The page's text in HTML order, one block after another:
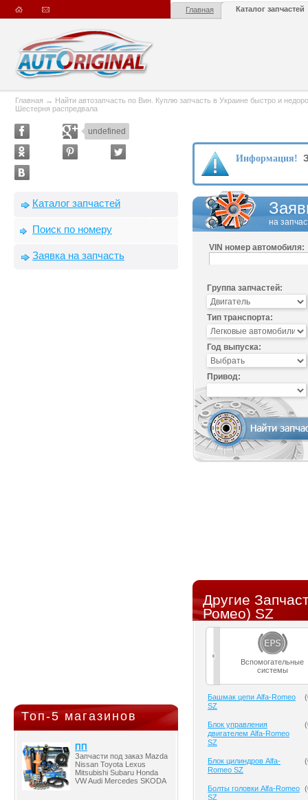
Главная Каталог запчастей
Главная → Найти автозапчасть по Вин. Куплю запчасть в Украине быстро и
Шестерня распредвала
undefined
Каталог запчастей
Поиск по номеру
Заявка на запчасть
Топ-5 магазинов
ПП
Запчасти под заказ Mazda
Nissan Toyota Lexus
Mitsubishi Subaru Honda
VW Audi Mercedes SKODA
Информация!
на
VIN номер автомобиля:
Группа запчастей:
Тип транспорта:
Год выпуска:
Привод:
Другие
Ромео) SZ
Вспомогательные
системы
Башмак цепи Alfa-Romeo
SZ
(
Блок управления
двигателем Alfa-Romeo
SZ
(
Блок цилиндров Alfa-
Romeo SZ
(
Болты головки Alfa-Romeo
SZ
(